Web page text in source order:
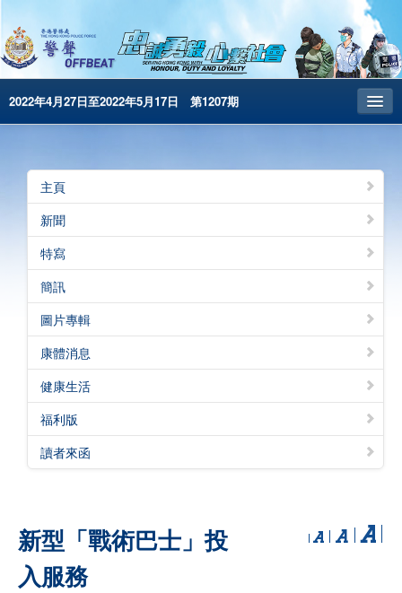
2022年4月27日至2022年5月17日 第1207期
昔日警聲
警務處主頁
简体版
English
電子書版
警聲特刊
主頁
新聞
特寫
簡訊
圖片專輯
康體消息
健康生活
福利版
讀者來函
新型「戰術巴士」投
入服務